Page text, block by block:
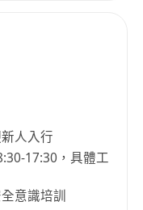
人入行
17:30，具體工
意識培訓